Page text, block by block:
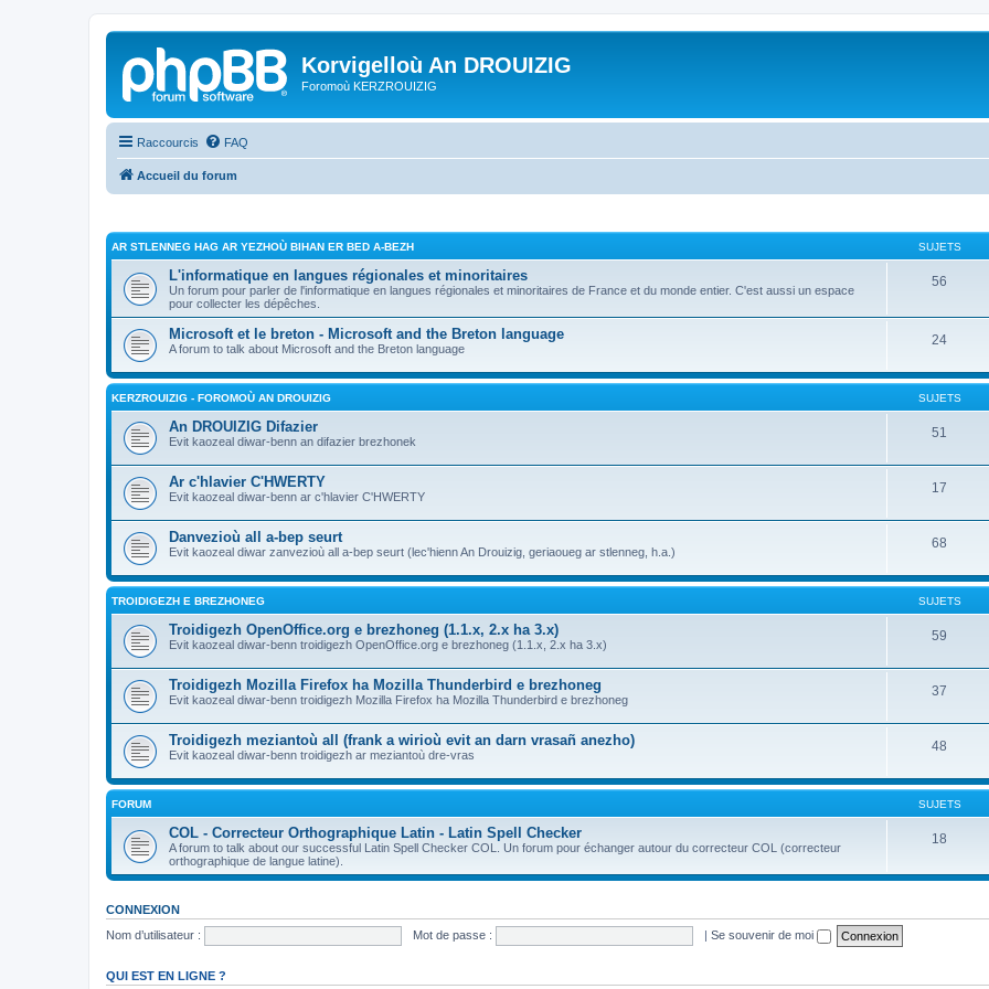
Korvigelloù An DROUIZIG
Foromoù KERZROUIZIG
Raccourcis FAQ
Accueil du forum
AR STLENNEG HAG AR YEZHOÙ BIHAN ER BED A-BEZH SUJETS
L'informatique en langues régionales et minoritaires
Un forum pour parler de l'informatique en langues régionales et minoritaires de France et du monde entier. C'est aussi un espace
pour collecter les dépêches.
56
Microsoft et le breton - Microsoft and the Breton language
A forum to talk about Microsoft and the Breton language
24
KERZROUIZIG - FOROMOÙ AN DROUIZIG SUJETS
An DROUIZIG Difazier
Evit kaozeal diwar-benn an difazier brezhonek
51
Ar c'hlavier C'HWERTY
Evit kaozeal diwar-benn ar c'hlavier C'HWERTY
17
Danvezioù all a-bep seurt
Evit kaozeal diwar zanvezioù all a-bep seurt (lec'hienn An Drouizig, geriaoueg ar stlenneg, h.a.)
68
TROIDIGEZH E BREZHONEG SUJETS
Troidigezh OpenOffice.org e brezhoneg (1.1.x, 2.x ha 3.x)
Evit kaozeal diwar-benn troidigezh OpenOffice.org e brezhoneg (1.1.x, 2.x ha 3.x)
59
Troidigezh Mozilla Firefox ha Mozilla Thunderbird e brezhoneg
Evit kaozeal diwar-benn troidigezh Mozilla Firefox ha Mozilla Thunderbird e brezhoneg
37
Troidigezh meziantoù all (frank a wirioù evit an darn vrasañ anezho)
Evit kaozeal diwar-benn troidigezh ar meziantoù dre-vras
48
FORUM SUJETS
COL - Correcteur Orthographique Latin - Latin Spell Checker
A forum to talk about our successful Latin Spell Checker COL. Un forum pour échanger autour du correcteur COL (correcteur
orthographique de langue latine).
18
CONNEXION
Nom d’utilisateur :
Mot de passe : | Se souvenir de moi
QUI EST EN LIGNE ?